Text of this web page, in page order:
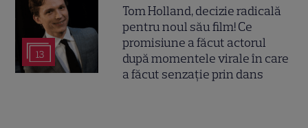
13
Tom Holland, decizie radicală
pentru noul său film! Ce
promisiune a făcut actorul
după momentele virale în care
a făcut senzație prin dans